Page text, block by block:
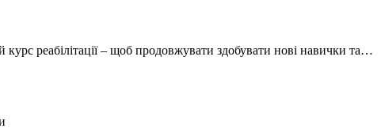
курс реабілітації – щоб продовжувати здобувати нові навички та…